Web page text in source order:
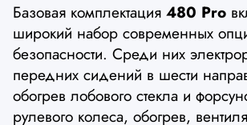
Базовая комплектация 480 Pro
широкий набор современных
безопасности. Среди них
передних сидений в шести
обогрев лобового стекла и
рулевого колеса, обогрев,